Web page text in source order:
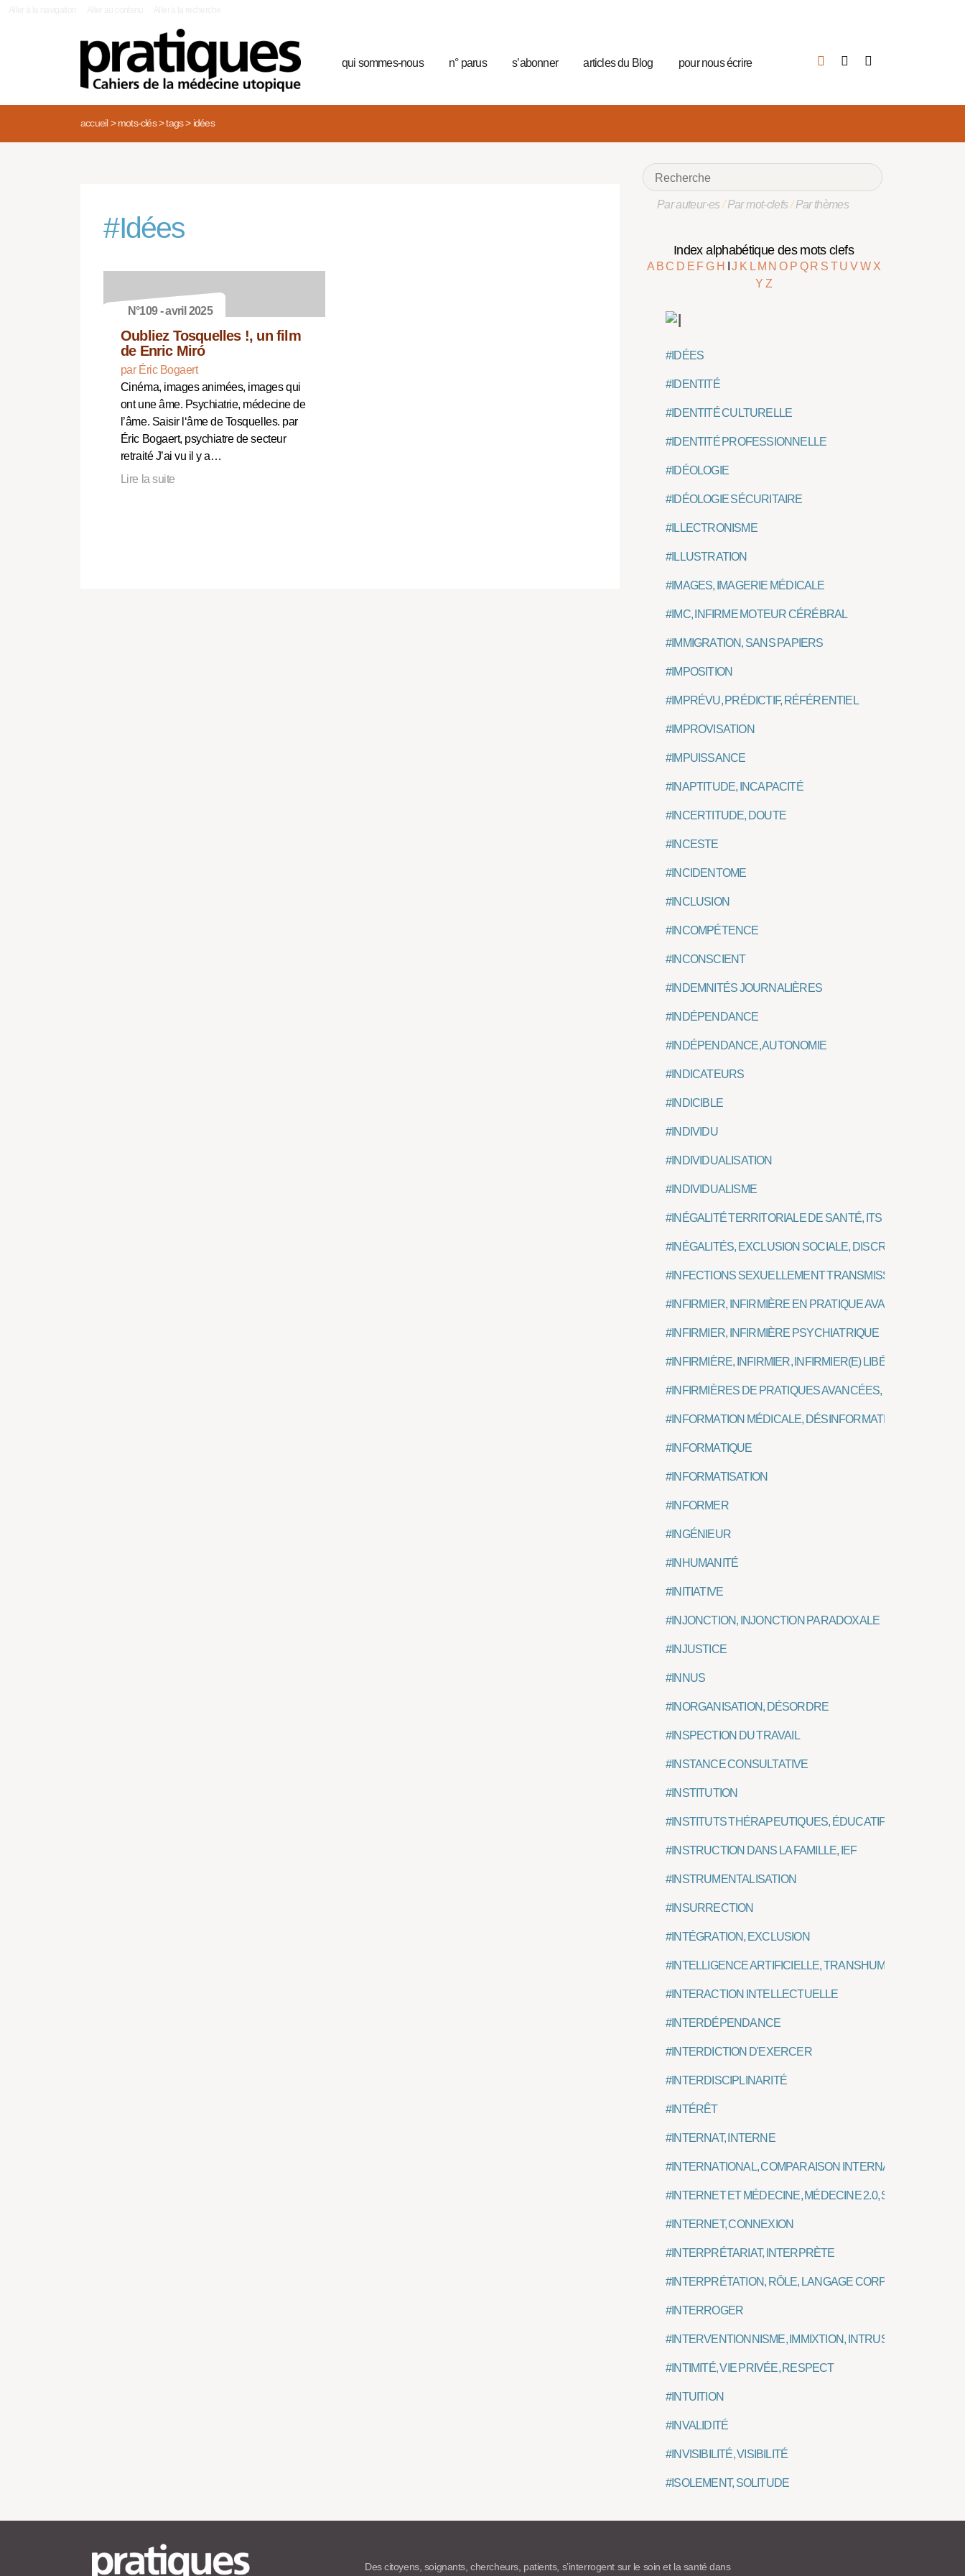
qui sommes-nous n° parus s’abonner articles du Blog pour nous écrire
accueil> mots-clés> tags> idées
#Idées
N°109 - avril 2025
Oubliez Tosquelles !, un film
de Enric Miró
par Éric Bogaert
Cinéma, images animées, images qui
ont une âme. Psychiatrie, médecine de
l’âme. Saisir l‘âme de Tosquelles. par
Éric Bogaert, psychiatre de secteur
retraité J’ai vu il y a…
Lire la suite
Par auteur·es/Par mot-clefs/Par thèmes
Index alphabétique des mots clefs
A BC D E FG H IJ K L M NO P Q R S TUVW X
Y Z
#IDÉES
#IDENTITÉ
#IDENTITÉ CULTURELLE
#IDENTITÉ PROFESSIONNELLE
#IDÉOLOGIE
#IDÉOLOGIE SÉCURITAIRE
#ILLECTRONISME
#ILLUSTRATION
#IMAGES, IMAGERIE MÉDICALE
#IMC, INFIRME MOTEUR CÉRÉBRAL
#IMMIGRATION, SANS PAPIERS
#IMPOSITION
#IMPRÉVU, PRÉDICTIF, RÉFÉRENTIEL
#IMPROVISATION
#IMPUISSANCE
#INAPTITUDE, INCAPACITÉ
#INCERTITUDE, DOUTE
#INCESTE
#INCIDENTOME
#INCLUSION
#INCOMPÉTENCE
#INCONSCIENT
#INDEMNITÉS JOURNALIÈRES
#INDÉPENDANCE
#INDÉPENDANCE, AUTONOMIE
#INDICATEURS
#INDICIBLE
#INDIVIDU
#INDIVIDUALISATION
#INDIVIDUALISME
#INÉGALITÉ TERRITORIALE DE SANTÉ, ITS
#INÉGALITÉS, EXCLUSION SOCIALE, DISCRIMINATION
#INFECTIONS SEXUELLEMENT TRANSMISSIBLES, IST
#INFIRMIER, INFIRMIÈRE EN PRATIQUE AVANCÉE, IPA
#INFIRMIER, INFIRMIÈRE PSYCHIATRIQUE
#INFIRMIÈRE, INFIRMIER, INFIRMIER(E) LIBÉRAL(E)
#INFIRMIÈRES DE PRATIQUES AVANCÉES, IPA
#INFORMATION MÉDICALE, DÉSINFORMATION
#INFORMATIQUE
#INFORMATISATION
#INFORMER
#INGÉNIEUR
#INHUMANITÉ
#INITIATIVE
#INJONCTION, INJONCTION PARADOXALE
#INJUSTICE
#INNUS
#INORGANISATION, DÉSORDRE
#INSPECTION DU TRAVAIL
#INSTANCE CONSULTATIVE
#INSTITUTION
#INSTITUTS THÉRAPEUTIQUES, ÉDUCATIFS ET
#INSTRUCTION DANS LA FAMILLE, IEF
#INSTRUMENTALISATION
#INSURRECTION
#INTÉGRATION, EXCLUSION
#INTELLIGENCE ARTIFICIELLE, TRANSHUMANISME
#INTERACTION INTELLECTUELLE
#INTERDÉPENDANCE
#INTERDICTION D'EXERCER
#INTERDISCIPLINARITÉ
#INTÉRÊT
#INTERNAT, INTERNE
#INTERNATIONAL, COMPARAISON INTERNATIONALE
#INTERNET ET MÉDECINE, MÉDECINE 2.0, SANTÉ
#INTERNET, CONNEXION
#INTERPRÉTARIAT, INTERPRÈTE
#INTERPRÉTATION, RÔLE, LANGAGE CORPOREL
#INTERROGER
#INTERVENTIONNISME, IMMIXTION, INTRUSION
#INTIMITÉ, VIE PRIVÉE, RESPECT
#INTUITION
#INVALIDITÉ
#INVISIBILITÉ, VISIBILITÉ
#ISOLEMENT, SOLITUDE
Des citoyens, soignants, chercheurs, patients, s’interrogent sur le soin et la santé dans